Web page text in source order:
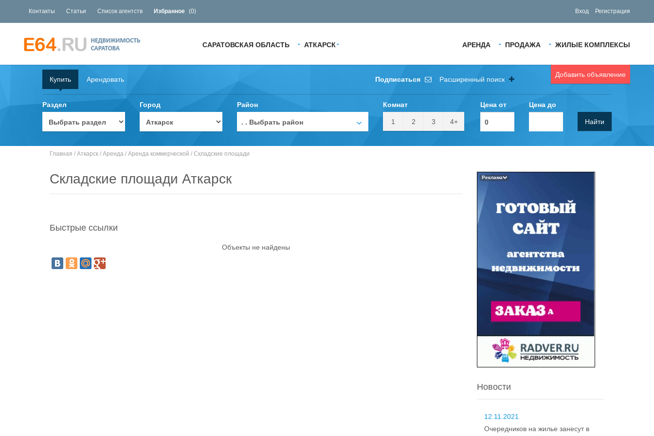
Контакты Статьи Список агентств Избранное (0) Вход Регистрация
АРЕНДА ПРОДАЖА ЖИЛЫЕ КОМПЛЕКСЫ
САРАТОВСКАЯ ОБЛАСТЬ АТКАРСК‎
Добавить объявление
Купить Арендовать Подписаться Расширенный поиск
Раздел Город Район
. . Выбрать район
Комнат
1 2 3 4+
Цена от Цена до
Найти
Главная / Аткарск‎ / Аренда / Аренда коммерческой / Складские площади
Складские площади Аткарск‎
Быстрые ссылки
Объекты не найдены
Реклама
Новости
12.11.2021
Очередников на жилье занесут в